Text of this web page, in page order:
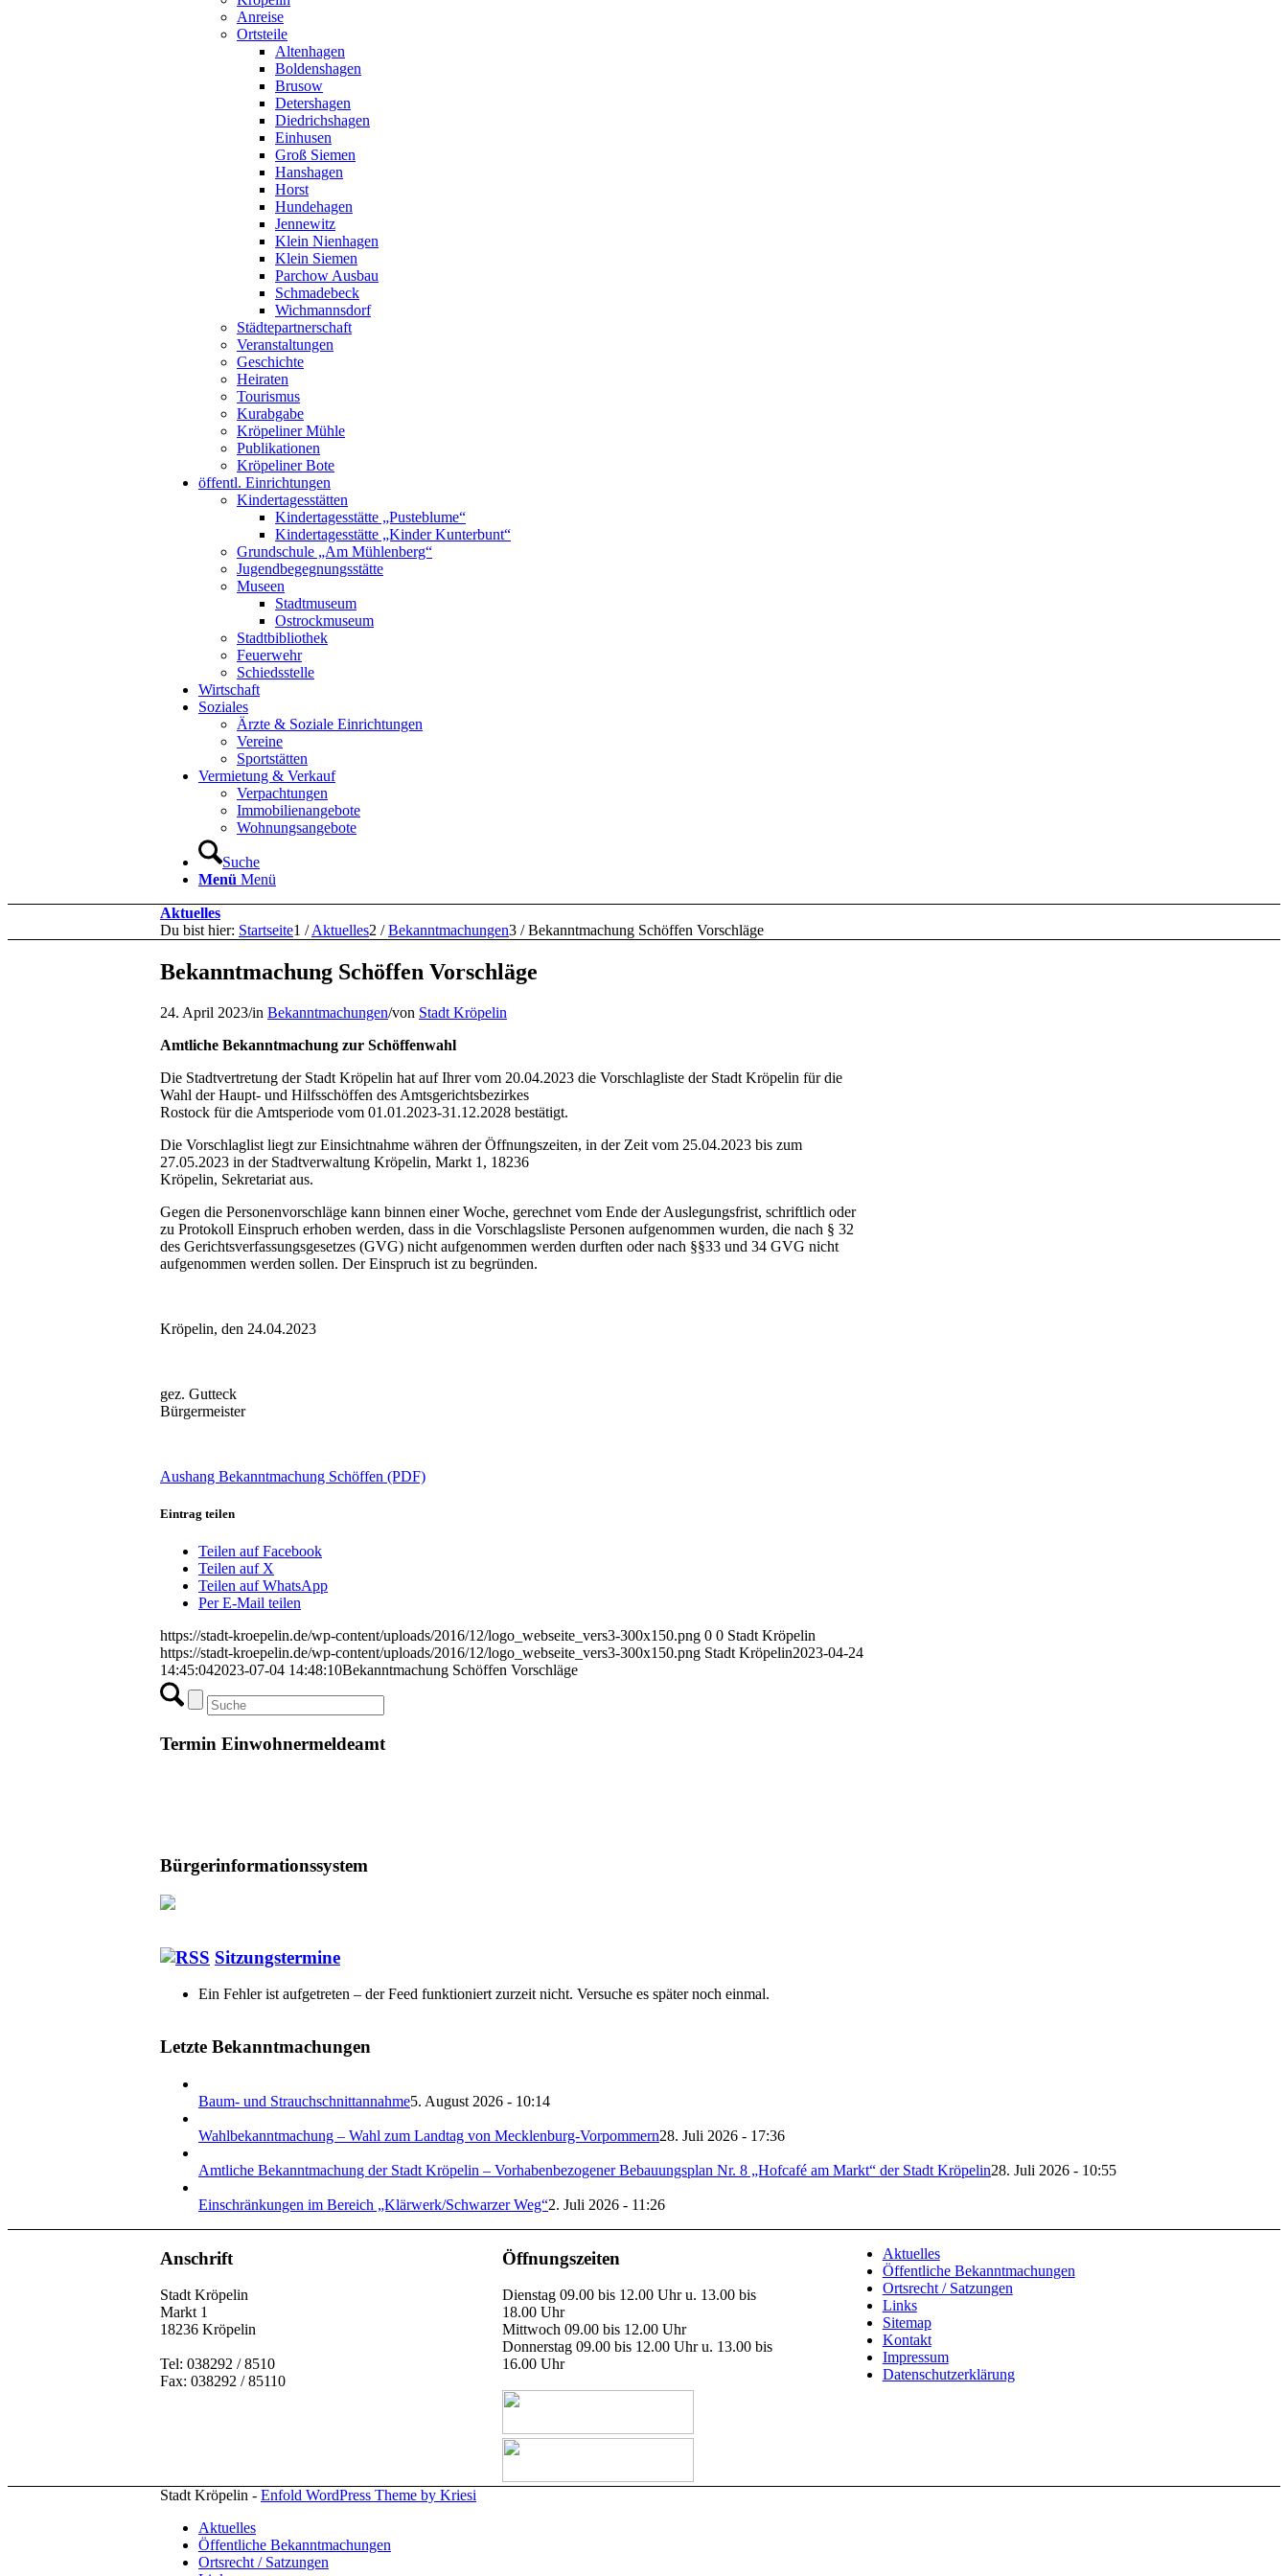
Anreise
Ortsteile
Altenhagen
Boldenshagen
Brusow
Detershagen
Diedrichshagen
Einhusen
Groß Siemen
Hanshagen
Horst
Hundehagen
Jennewitz
Klein Nienhagen
Klein Siemen
Parchow Ausbau
Schmadebeck
Wichmannsdorf
Städtepartnerschaft
Veranstaltungen
Geschichte
Heiraten
Tourismus
Kurabgabe
Kröpeliner Mühle
Publikationen
Kröpeliner Bote
öffentl. Einrichtungen
Kindertagesstätten
Kindertagesstätte „Pusteblume“
Kindertagesstätte „Kinder Kunterbunt“
Grundschule „Am Mühlenberg“
Jugendbegegnungsstätte
Museen
Stadtmuseum
Ostrockmuseum
Stadtbibliothek
Feuerwehr
Schiedsstelle
Wirtschaft
Soziales
Ärzte & Soziale Einrichtungen
Vereine
Sportstätten
Vermietung & Verkauf
Verpachtungen
Immobilienangebote
Wohnungsangebote
Suche
Menü Menü
Aktuelles
Du bist hier: Startseite1 / Aktuelles2 / Bekanntmachungen3 / Bekanntmachung Schöffen Vorschläge
Bekanntmachung Schöffen Vorschläge
24. April 2023/in Bekanntmachungen/von Stadt Kröpelin
Amtliche Bekanntmachung zur Schöffenwahl
Die Stadtvertretung der Stadt Kröpelin hat auf Ihrer vom 20.04.2023 die Vorschlagliste der Stadt Kröpelin für die
Wahl der Haupt- und Hilfsschöffen des Amtsgerichtsbezirkes
Rostock für die Amtsperiode vom 01.01.2023-31.12.2028 bestätigt.
Die Vorschlaglist liegt zur Einsichtnahme währen der Öffnungszeiten, in der Zeit vom 25.04.2023 bis zum
27.05.2023 in der Stadtverwaltung Kröpelin, Markt 1, 18236
Kröpelin, Sekretariat aus.
Gegen die Personenvorschläge kann binnen einer Woche, gerechnet vom Ende der Auslegungsfrist, schriftlich oder
zu Protokoll Einspruch erhoben werden, dass in die Vorschlagsliste Personen aufgenommen wurden, die nach § 32
des Gerichtsverfassungsgesetzes (GVG) nicht aufgenommen werden durften oder nach §§33 und 34 GVG nicht
aufgenommen werden sollen. Der Einspruch ist zu begründen.
Kröpelin, den 24.04.2023
gez. Gutteck
Bürgermeister
Aushang Bekanntmachung Schöffen (PDF)
Eintrag teilen
Teilen auf Facebook
Teilen auf X
Teilen auf WhatsApp
Per E-Mail teilen
https://stadt-kroepelin.de/wp-content/uploads/2016/12/logo_webseite_vers3-300x150.png 0 0 Stadt Kröpelin
https://stadt-kroepelin.de/wp-content/uploads/2016/12/logo_webseite_vers3-300x150.png Stadt Kröpelin2023-04-24
14:45:042023-07-04 14:48:10Bekanntmachung Schöffen Vorschläge
Termin Einwohnermeldeamt
Bürgerinformationssystem
Sitzungstermine
Ein Fehler ist aufgetreten – der Feed funktioniert zurzeit nicht. Versuche es später noch einmal.
Letzte Bekanntmachungen
Baum- und Strauchschnittannahme5. August 2026 - 10:14
Wahlbekanntmachung – Wahl zum Landtag von Mecklenburg-Vorpommern28. Juli 2026 - 17:36
Amtliche Bekanntmachung der Stadt Kröpelin – Vorhabenbezogener Bebauungsplan Nr. 8 „Hofcafé am Markt“ der Stadt Kröpelin28. Juli 2026 - 10:55
Einschränkungen im Bereich „Klärwerk/Schwarzer Weg“2. Juli 2026 - 11:26
Anschrift
Stadt Kröpelin
Markt 1
18236 Kröpelin
Tel: 038292 / 8510
Fax: 038292 / 85110
Öffnungszeiten
Dienstag 09.00 bis 12.00 Uhr u. 13.00 bis
18.00 Uhr
Mittwoch 09.00 bis 12.00 Uhr
Donnerstag 09.00 bis 12.00 Uhr u. 13.00 bis
16.00 Uhr
Aktuelles
Öffentliche Bekanntmachungen
Ortsrecht / Satzungen
Links
Sitemap
Kontakt
Impressum
Datenschutzerklärung
Stadt Kröpelin - Enfold WordPress Theme by Kriesi
Aktuelles
Öffentliche Bekanntmachungen
Ortsrecht / Satzungen